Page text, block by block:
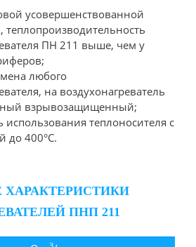
усовершенствованной
теплопроизводительность
ПН 211 выше, чем у
любого
на воздухонагреватель
взрывозащищенный;
использования теплоносителя с
до 400°С.
ХАРАКТЕРИСТИКИ
ПНП 211